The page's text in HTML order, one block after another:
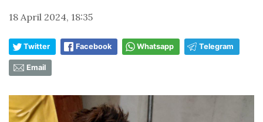
18 April 2024, 18:35
Twitter Facebook Whatsapp Telegram
Email